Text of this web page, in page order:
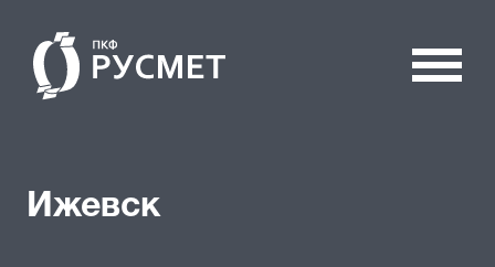
Ижевск